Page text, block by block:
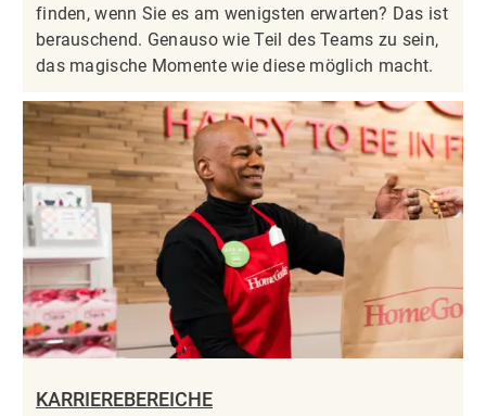
finden, wenn Sie es am wenigsten erwarten? Das ist
berauschend. Genauso wie Teil des Teams zu sein,
das magische Momente wie diese möglich macht.
KARRIEREBEREICHE